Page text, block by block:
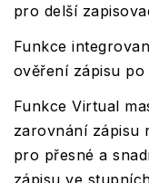
pro delší
Funkce
ověření zápisu
Funkce Virtual
zarovnání zápisu
pro přesné a
zápisu ve